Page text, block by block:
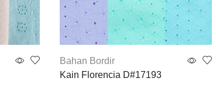
Bahan Bordir
Kain Florencia D#17193